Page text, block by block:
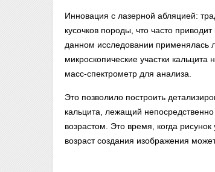
Инновация с лазерной абляцией:
кусочков породы, что часто
данном исследовании применялась
микроскопические участки
масс-спектрометр для анализа.
Это позволило построить
кальцита, лежащий
возрастом. Это время, когда
возраст создания изображения